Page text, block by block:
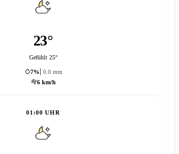
23°
Gefühlt 25°
7%
0.0 mm
6 km/h
01:00 UHR